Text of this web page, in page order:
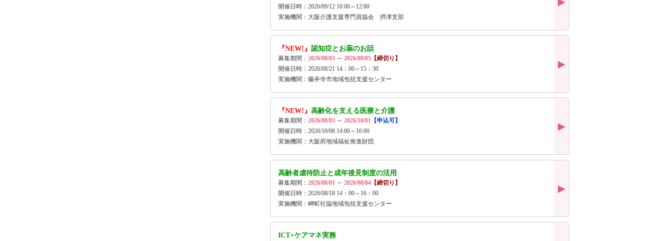
開催日時：2026/09/12 10:00～12:00
実施機関：大阪介護支援専門員協会 摂津支部
『NEW!』 認知症とお薬のお話
募集期間： 2026/08/03 ～ 2026/08/05 【締切り】
開催日時：2026/08/21 14：00～15：30
実施機関：藤井寺市地域包括支援センター
『NEW!』 高齢化を支える医療と介護
募集期間： 2026/08/03 ～ 2026/10/01 【申込可】
開催日時：2026/10/08 14:00～16:00
実施機関：大阪府地域福祉推進財団
高齢者虐待防止と成年後見制度の活用
募集期間： 2026/08/01 ～ 2026/08/04 【締切り】
開催日時：2026/08/18 14：00～16：00
実施機関：岬町社協地域包括支援センター
ICT×ケアマネ実務